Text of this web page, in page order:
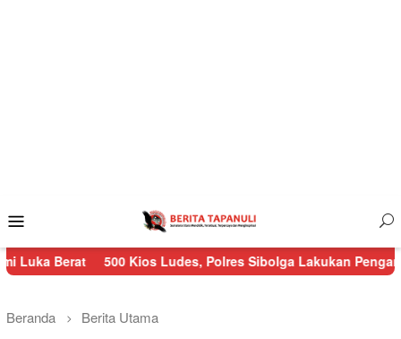
Mobile
500 Kios Ludes, Polres Sibolga Lakukan Pengamanan
Beranda Berita Utama